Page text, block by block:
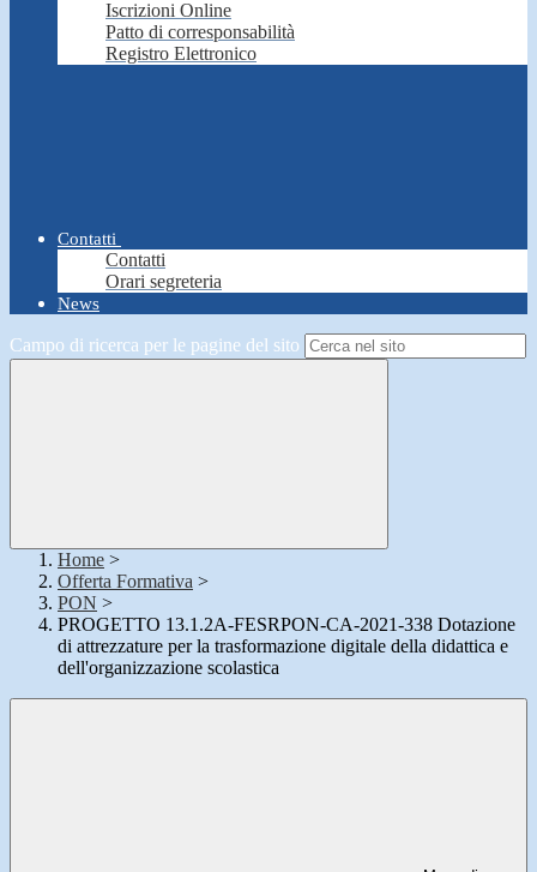
Iscrizioni Online
Patto di corresponsabilità
Registro Elettronico
Contatti
Contatti
Orari segreteria
News
Campo di ricerca per le pagine del sito
Home >
Offerta Formativa >
PON >
PROGETTO 13.1.2A-FESRPON-CA-2021-338 Dotazione
di attrezzature per la trasformazione digitale della didattica e
dell'organizzazione scolastica